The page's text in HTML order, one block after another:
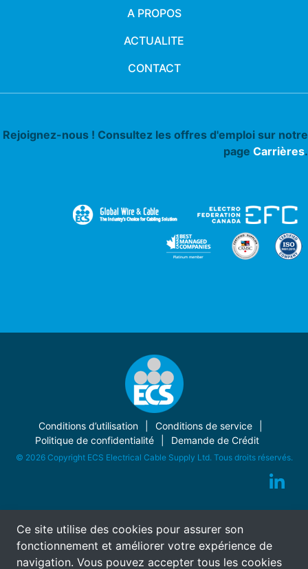
Ce site utilise des cookies pour assurer son
fonctionnement et améliorer votre expérience de
navigation. Vous pouvez accepter tous les cookies
A PROPOS
ACTUALITE
CONTACT
Rejoignez-nous ! Consultez les offres d'emploi sur notre
page Carrières.
Conditions d’utilisation
Conditions de service
Politique de confidentialité
Demande de Crédit
© 2026 Copyright ECS Electrical Cable Supply Ltd. Tous droits réservés.